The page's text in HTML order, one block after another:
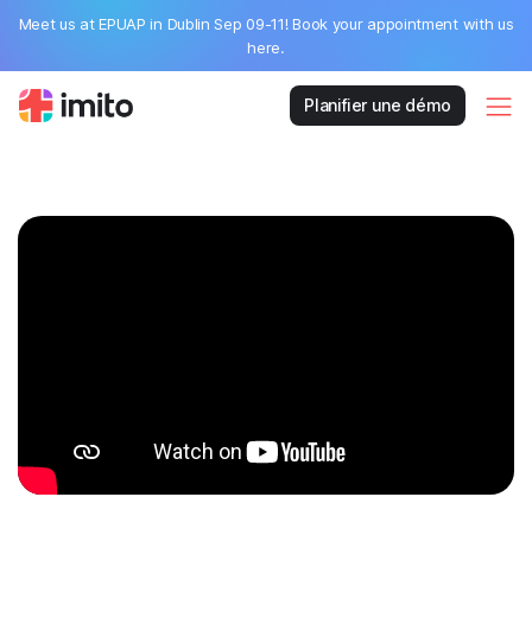
Meet us at EPUAP in Dublin Sep 09-11! Book your appointment with us
here.
Planifier une démo